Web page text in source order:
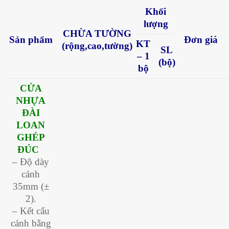
Sản phẩm
CHỪA TƯỜNG
(rộng,cao,tường)
Khối
lượng
Đơn giá
KT
– 1
bộ
SL
(bộ)
CỬA
NHỰA
ĐÀI
LOAN
GHÉP
ĐÚC
– Độ dày
cánh
35mm (±
2).
– Kết cấu
cánh bằng